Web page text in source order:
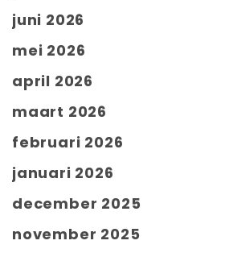
juni 2026
mei 2026
april 2026
maart 2026
februari 2026
januari 2026
december 2025
november 2025